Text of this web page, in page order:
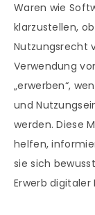
Waren wie
klarzustellen,
Nutzungsrecht
Verwendung
„erwerben“,
und
werden. Diese
helfen,
sie sich
Erwerb